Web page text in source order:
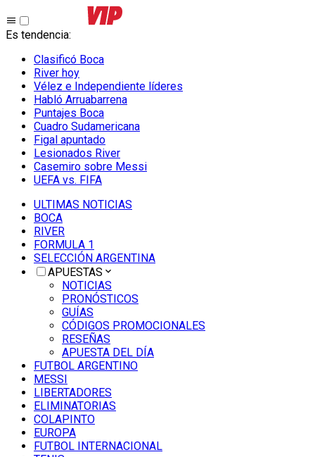
Es tendencia:
Clasificó Boca
River hoy
Vélez e Independiente líderes
Habló Arruabarrena
Puntajes Boca
Cuadro Sudamericana
Figal apuntado
Lesionados River
Casemiro sobre Messi
UEFA vs. FIFA
ULTIMAS NOTICIAS
BOCA
RIVER
FORMULA 1
SELECCIÓN ARGENTINA
APUESTAS
NOTICIAS
PRONÓSTICOS
GUÍAS
CÓDIGOS PROMOCIONALES
RESEÑAS
APUESTA DEL DÍA
FUTBOL ARGENTINO
MESSI
LIBERTADORES
ELIMINATORIAS
COLAPINTO
EUROPA
FUTBOL INTERNACIONAL